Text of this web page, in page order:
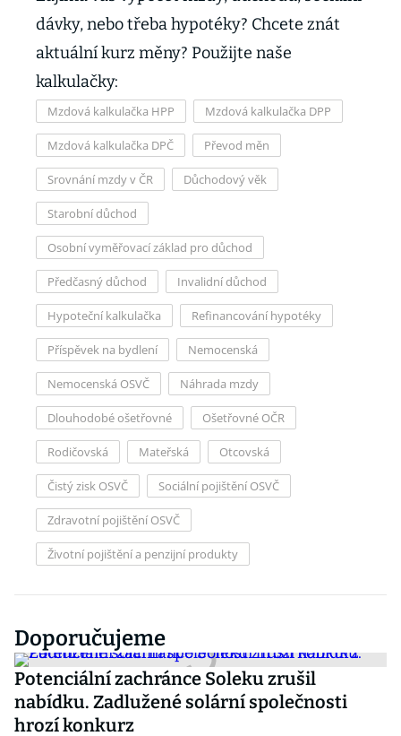
dávky, nebo třeba hypotéky? Chcete znát
aktuální kurz měny? Použijte naše
kalkulačky:
Mzdová kalkulačka HPP Mzdová kalkulačka DPP
Mzdová kalkulačka DPČ Převod měn
Srovnání mzdy v ČR Důchodový věk
Starobní důchod
Osobní vyměřovací základ pro důchod
Předčasný důchod Invalidní důchod
Hypoteční kalkulačka Refinancování hypotéky
Příspěvek na bydlení Nemocenská
Nemocenská OSVČ Náhrada mzdy
Dlouhodobé ošetřovné Ošetřovné OČR
Rodičovská Mateřská Otcovská
Čistý zisk OSVČ Sociální pojištění OSVČ
Zdravotní pojištění OSVČ
Životní pojištění a penzijní produkty
Doporučujeme
Potenciální zachránce Soleku zrušil
nabídku. Zadlužené solární společnosti
hrozí konkurz